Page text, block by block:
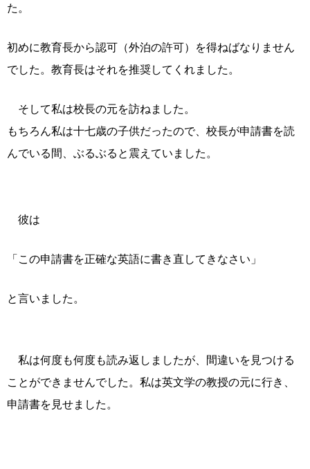
た。
初めに教育長から認可（外泊の許可）を得ねばなりません
でした。教育長はそれを推奨してくれました。
そして私は校長の元を訪ねました。
もちろん私は十七歳の子供だったので、校長が申請書を読
んでいる間、ぶるぶると震えていました。
彼は
「この申請書を正確な英語に書き直してきなさい」
と言いました。
私は何度も何度も読み返しましたが、間違いを見つける
ことができませんでした。私は英文学の教授の元に行き、
申請書を見せました。